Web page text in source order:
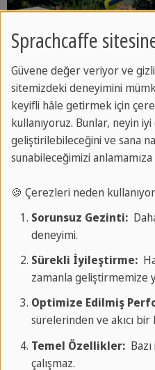
Okuldaki
voleybolu turnuvaları ve
barbekü akşamları,
fazlasına kadar her gün
Dahil Olan
Pembroke ve St Julian's,
Sprachcaffe
Güvene değer veriyor ve
sitemizdeki deneyimini
keyifli hâle getirmek için
kullanıyoruz. Bunlar, neyin iyi
geliştirilebileceğini ve sana
sunabileceğimizi anlamamıza
🍪 Çerezleri neden
Sorunsuz Gezinti:
deneyimi.
Sürekli İyileştirme:
zamanla geliştirmemize
Optimize Edilmiş
sürelerinden ve akıcı
Temel Özellikler:Bazı
çalışmaz.